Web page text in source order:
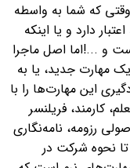
که شما به واسطه
دارد و یا اینکه
و ...!اما اصل ماجرا
مهارت جدید، یا به
این مهارت‌ها را با
کارمند، فریلنسر
رزومه، نامه‌نگاری
تا نحوه شرکت در